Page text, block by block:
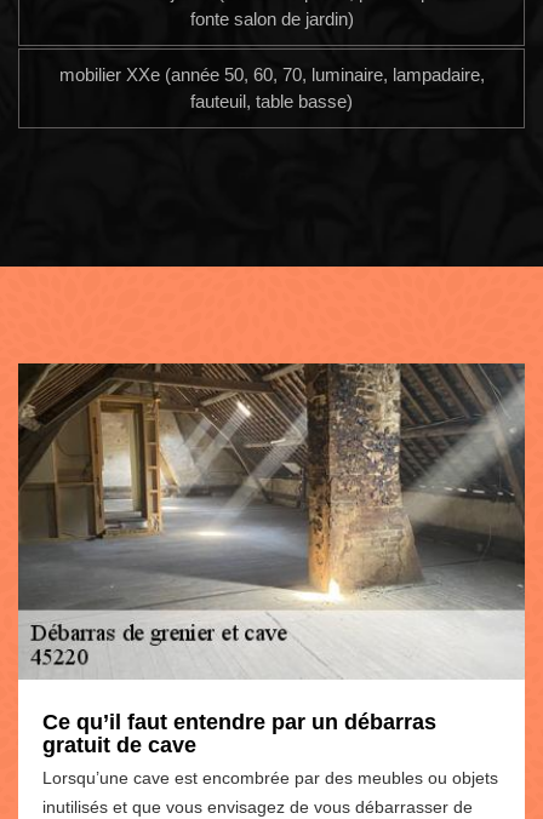
fonte salon de jardin)
mobilier XXe (année 50, 60, 70, luminaire, lampadaire,
fauteuil, table basse)
Ce qu’il faut entendre par un débarras
gratuit de cave
Lorsqu’une cave est encombrée par des meubles ou objets
inutilisés et que vous envisagez de vous débarrasser de